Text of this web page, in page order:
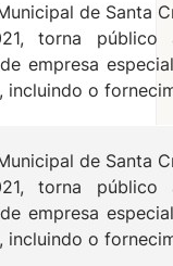
de Santa
torna
empresa
incluindo o
de Santa
torna
empresa
incluindo o